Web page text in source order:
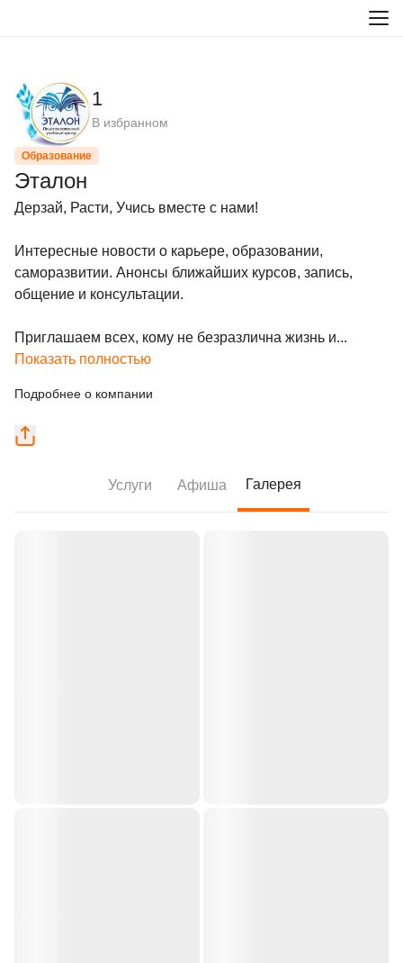
1
В избранном
Образование
Эталон
Дерзай, Расти, Учись вместе с нами!
Интересные новости о карьере, образовании,
саморазвитии. Анонсы ближайших курсов, запись,
общение и консультации.
Приглашаем всех, кому не безразлична жизнь и...
Показать полностью
Подробнее о компании
Услуги Афиша Галерея